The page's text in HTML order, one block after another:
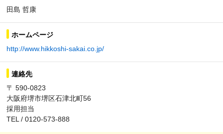
田島 哲康
ホームページ
http://www.hikkoshi-sakai.co.jp/
連絡先
〒 590-0823
大阪府堺市堺区石津北町56
採用担当
TEL / 0120-573-888